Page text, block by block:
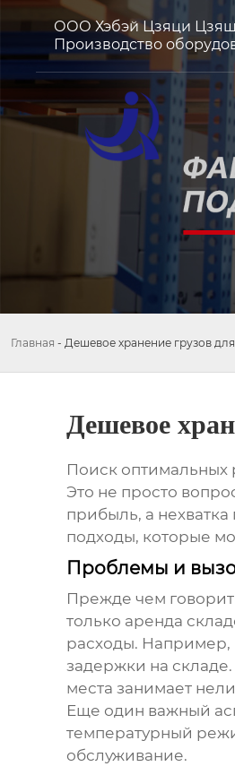
ООО Хэбэй Цзяци
Производство
Главная - Дешевое хранение грузов
Дешевое
Поиск
Это не просто
прибыль, а
подходы, которые
Проблемы и
Прежде чем
только аренда
расходы. Например,
задержки на
места занимает
Еще один важный
температурный
обслуживание.